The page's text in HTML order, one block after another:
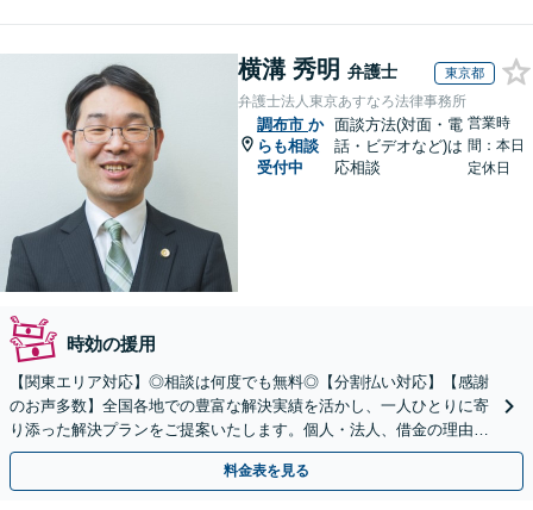
横溝 秀明 弁護士 東京都
弁護士法人東京あすなろ法律事務所
調布市 か
らも相談
受付中
面談方法(対面・電
話・ビデオなど)は
応相談
営業時
間：本日
定休日
時効の援用
【関東エリア対応】◎相談は何度でも無料◎【分割払い対応】【感謝
のお声多数】全国各地での豊富な解決実績を活かし、一人ひとりに寄
り添った解決プランをご提案いたします。個人・法人、借金の理由に
問わず柔軟に対応しますので、まずはお気軽にご相談を
料金表を見る